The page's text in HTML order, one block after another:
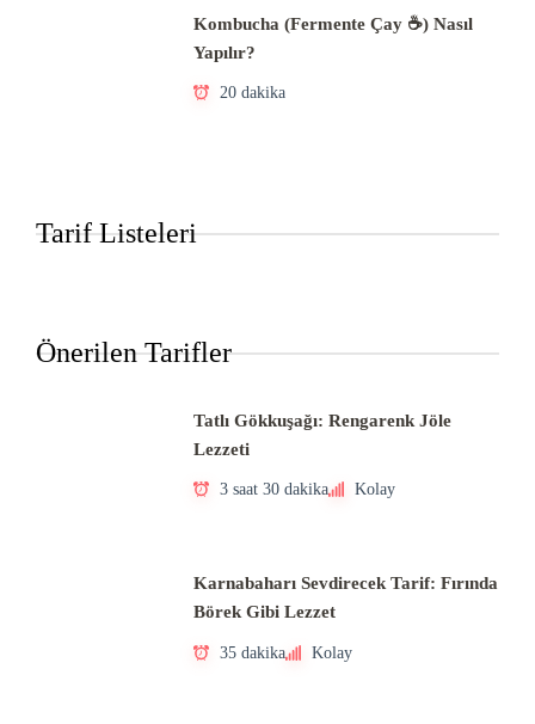
Kombucha (Fermente Çay ☕) Nasıl
Yapılır?
20 dakika
Tarif Listeleri
Önerilen Tarifler
Tatlı Gökkuşağı: Rengarenk Jöle
Lezzeti
3 saat 30 dakika Kolay
Karnabaharı Sevdirecek Tarif: Fırında
Börek Gibi Lezzet
35 dakika Kolay